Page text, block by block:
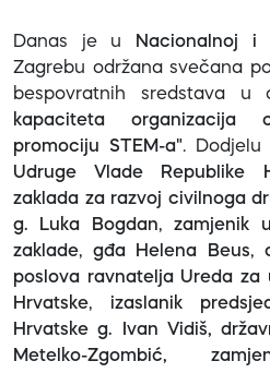
Danas je u Nacionalnoj i
Zagrebu održana svečana
bespovratnih sredstava u
kapaciteta organizacija
promociju STEM-a". Dodjelu
Udruge Vlade Republike
zaklada za razvoj civilnoga
g. Luka Bogdan,zamjenik
zaklade, gđa Helena Beus,
poslova ravnatelja Ureda za
Hrvatske, izaslanik
Hrvatske g. Ivan Vidiš,
Metelko-Zgombić,